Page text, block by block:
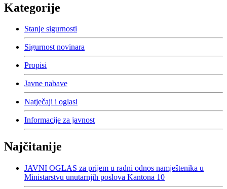
Kategorije
Stanje sigurnosti
Sigurnost novinara
Propisi
Javne nabave
Natječaji i oglasi
Informacije za javnost
Najčitanije
JAVNI OGLAS za prijem u radni odnos namještenika u
Ministarstvu unutarnjih poslova Kantona 10